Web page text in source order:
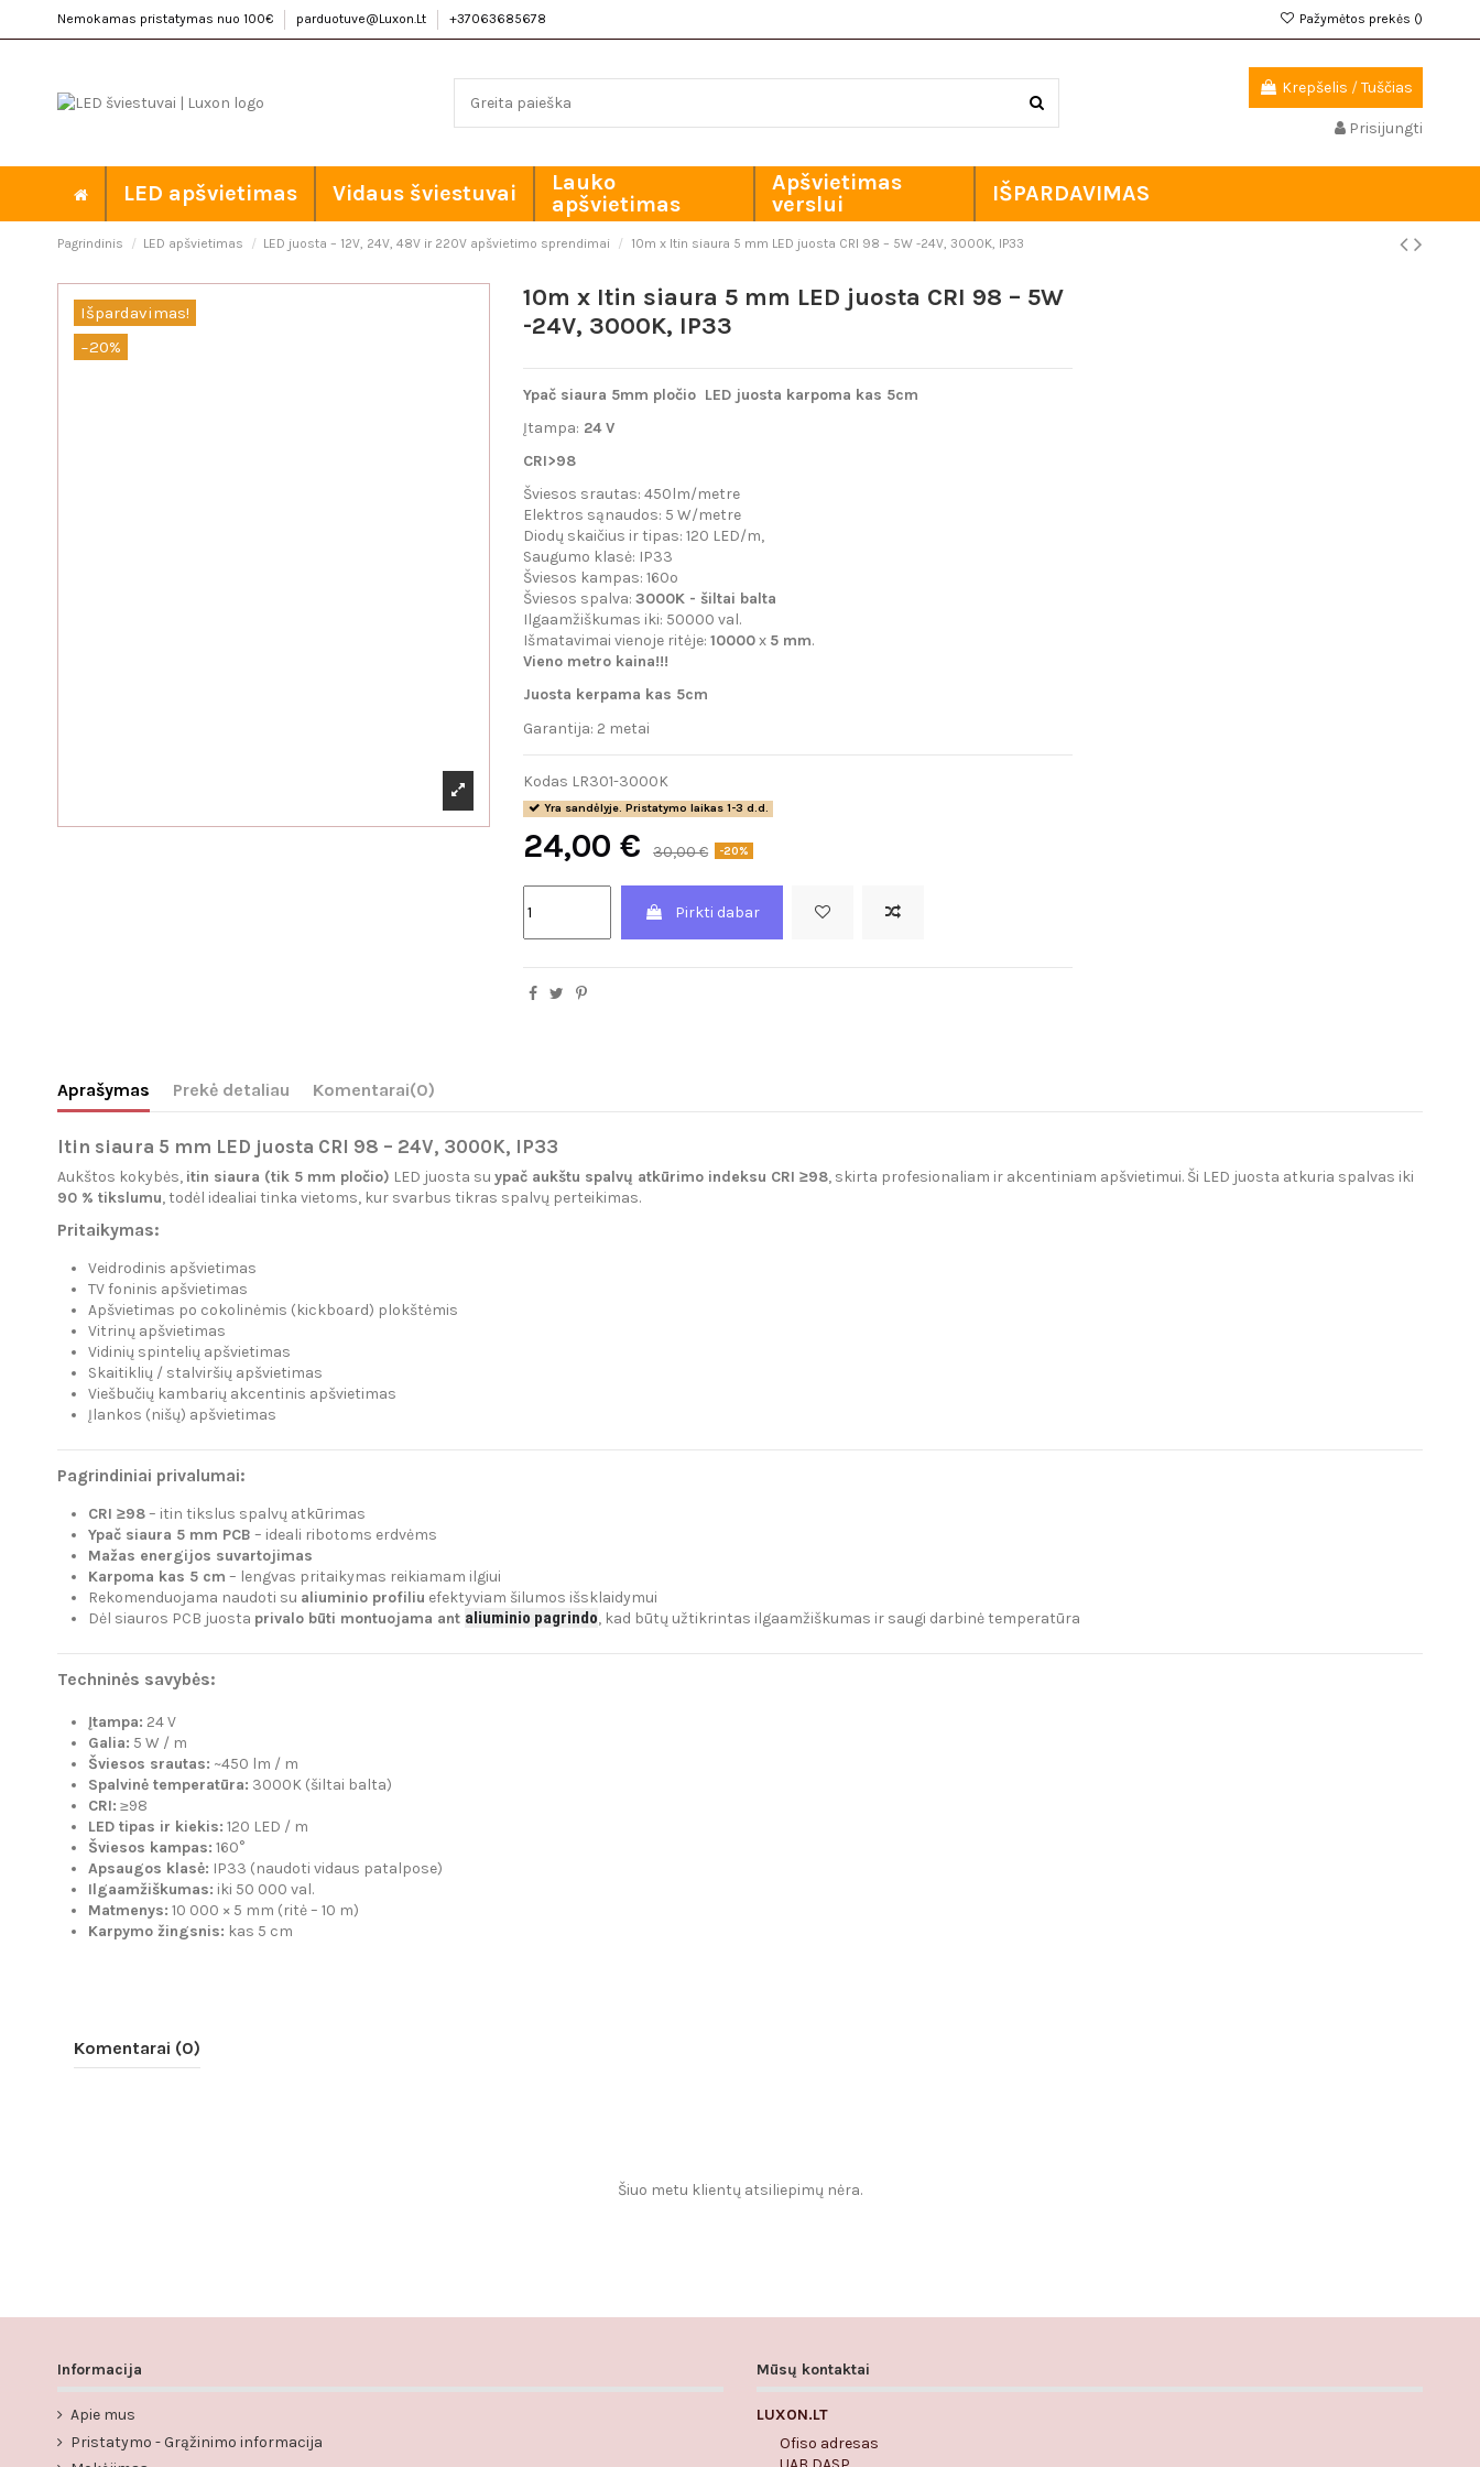
Nemokamas pristatymas nuo 100€ parduotuve@Luxon.Lt +37063685678 Pažymėtos prekės ()
Krepšelis /Tuščias
Prisijungti
LED apšvietimas Vidaus šviestuvai
Lauko
apšvietimas
Apšvietimas
verslui
IŠPARDAVIMAS
Pagrindinis LED apšvietimas LED juosta – 12V, 24V, 48V ir 220V apšvietimo sprendimai 10m x Itin siaura 5 mm LED juosta CRI 98 – 5W -24V, 3000K, IP33
Išpardavimas!
−20%
10m x Itin siaura 5 mm LED juosta CRI 98 – 5W
-24V, 3000K, IP33
Ypač siaura 5mm pločio LED juosta karpoma kas 5cm
Įtampa: 24 V
CRI>98
Šviesos srautas: 450lm/metre
Elektros sąnaudos: 5 W/metre
Diodų skaičius ir tipas: 120 LED/m,
Saugumo klasė: IP33
Šviesos kampas: 160º
Šviesos spalva:3000K - šiltai balta
Ilgaamžiškumas iki: 50000 val.
Išmatavimai vienoje ritėje:10000x 5 mm.
Vieno metro kaina!!!
Juosta kerpama kas 5cm
Garantija: 2 metai
Kodas LR301-3000K
Yra sandėlyje. Pristatymo laikas 1-3 d.d.
24,00 € 30,00 € -20%
Pirkti dabar
Aprašymas Prekė detaliau Komentarai(0)
Itin siaura 5 mm LED juosta CRI 98 – 24V, 3000K, IP33
Aukštos kokybės, itin siaura (tik 5 mm pločio) LED juosta su ypač aukštu spalvų atkūrimo indeksu CRI ≥98, skirta profesionaliam ir akcentiniam apšvietimui. Ši LED juosta atkuria spalvas iki
90 % tikslumu, todėl idealiai tinka vietoms, kur svarbus tikras spalvų perteikimas.
Pritaikymas:
Veidrodinis apšvietimas
TV foninis apšvietimas
Apšvietimas po cokolinėmis (kickboard) plokštėmis
Vitrinų apšvietimas
Vidinių spintelių apšvietimas
Skaitiklių / stalviršių apšvietimas
Viešbučių kambarių akcentinis apšvietimas
Įlankos (nišų) apšvietimas
Pagrindiniai privalumai:
CRI ≥98– itin tikslus spalvų atkūrimas
Ypač siaura 5 mm PCB – ideali ribotoms erdvėms
Mažas energijos suvartojimas
Karpoma kas 5 cm – lengvas pritaikymas reikiamam ilgiui
Rekomenduojama naudoti su aliuminio profiliu efektyviam šilumos išsklaidymui
Dėl siauros PCB juosta privalo būti montuojama ant aliuminio pagrindo, kad būtų užtikrintas ilgaamžiškumas ir saugi darbinė temperatūra
Techninės savybės:
Įtampa: 24 V
Galia: 5 W / m
Šviesos srautas: ~450 lm / m
Spalvinė temperatūra: 3000K (šiltai balta)
CRI: ≥98
LED tipas ir kiekis: 120 LED / m
Šviesos kampas: 160°
Apsaugos klasė: IP33 (naudoti vidaus patalpose)
Ilgaamžiškumas: iki 50 000 val.
Matmenys: 10 000 × 5 mm (ritė – 10 m)
Karpymo žingsnis: kas 5 cm
Komentarai (0)
Šiuo metu klientų atsiliepimų nėra.
Informacija
Apie mus
Pristatymo - Grąžinimo informacija
Mūsų kontaktai
LUXON.LT
Ofiso adresas